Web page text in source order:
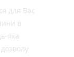
для Вас
в
яка